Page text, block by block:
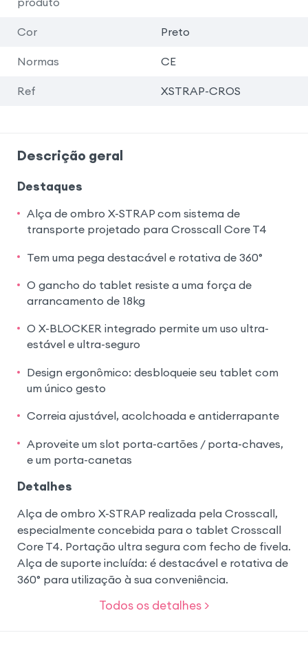
Cor Preto
Normas CE
Ref XSTRAP-CROS
Descrição geral
Destaques
Alça de ombro X-STRAP com sistema de
transporte projetado para Crosscall Core T4
Tem uma pega destacável e rotativa de 360°
O gancho do tablet resiste a uma força de
arrancamento de 18kg
O X-BLOCKER integrado permite um uso ultra-
estável e ultra-seguro
Design ergonômico: desbloqueie seu tablet com
um único gesto
Correia ajustável, acolchoada e antiderrapante
Aproveite um slot porta-cartões / porta-chaves,
e um porta-canetas
Detalhes
Alça de ombro X-STRAP realizada pela Crosscall,
especialmente concebida para o tablet Crosscall
Core T4. Portação ultra segura com fecho de fivela.
Alça de suporte incluída: é destacável e rotativa de
360° para utilização à sua conveniência.
Todos os detalhes >